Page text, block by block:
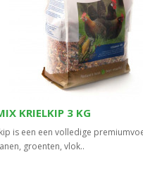
KRIELKIP 3 KG
is een een volledige
groenten, vlok..